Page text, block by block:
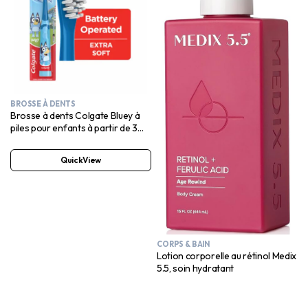
BROSSE À DENTS
Brosse à dents Colgate Bluey à
piles pour enfants à partir de 3
QuickView
CORPS & BAIN
Lotion corporelle au rétinol Medix
5.5, soin hydratant